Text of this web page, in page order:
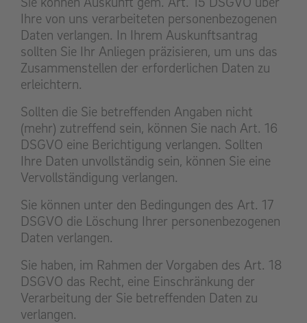
Ihre von uns verarbeiteten personenbezogenen
Daten verlangen. In Ihrem Auskunftsantrag
sollten Sie Ihr Anliegen präzisieren, um uns das
Zusammenstellen der erforderlichen Daten zu
erleichtern.
Sollten die Sie betreffenden Angaben nicht
(mehr) zutreffend sein, können Sie nach Art. 16
DSGVO eine Berichtigung verlangen. Sollten
Ihre Daten unvollständig sein, können Sie eine
Vervollständigung verlangen.
Sie können unter den Bedingungen des Art. 17
DSGVO die Löschung Ihrer personenbezogenen
Daten verlangen.
Sie haben, im Rahmen der Vorgaben des Art. 18
DSGVO das Recht, eine Einschränkung der
Verarbeitung der Sie betreffenden Daten zu
verlangen.